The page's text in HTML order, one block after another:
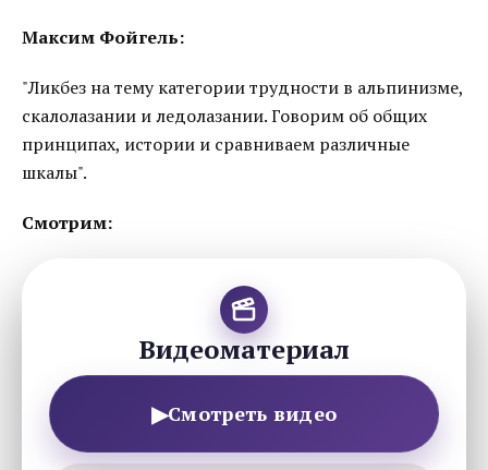
Максим Фойгель:
"Ликбез на тему категории трудности в альпинизме,
скалолазании и ледолазании. Говорим об общих
принципах, истории и сравниваем различные
шкалы".
Смотрим:
Видеоматериал
▶Смотреть видео